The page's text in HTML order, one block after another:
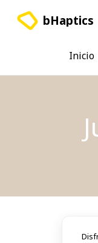
bHaptics
Inicio